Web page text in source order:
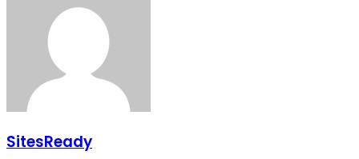
SitesReady